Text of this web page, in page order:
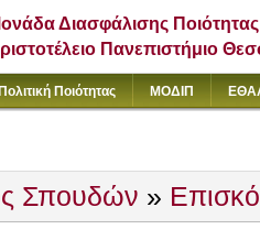
Διασφάλισης Ποιότητας
Πανεπιστήμιο
Πολιτική Ποιότητας ΜΟΔΙΠ
Σπουδών »